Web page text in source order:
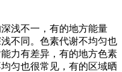
浅不一，有的地方能量
不同。色素代谢不均匀也
力有差异，有的地方色素
匀也很常见，有的区域晒